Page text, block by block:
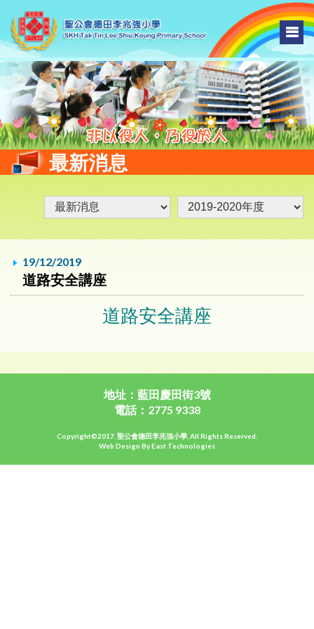
最新消息
19/12/2019
道路安全講座
道路安全講座
地址：藍田慶田街3號
電話：2775 9338
Copyright©2017. 聖公會德田李兆強小學, All Rights Reserved.
Web Design By East Technologies